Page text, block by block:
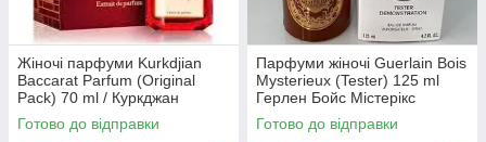
Жіночі парфуми Kurkdjian
Baccarat Parfum (Original
Pack) 70 ml / Куркджан
Бакарат Парфум 70 мл в
оригінальній упаковці
Готово до відправки
Парфуми жіночі Guerlain Bois
Mysterieux (Tester) 125 ml
Герлен Бойс Містерікс
(Тестер) 125 мл all К
Готово до відправки